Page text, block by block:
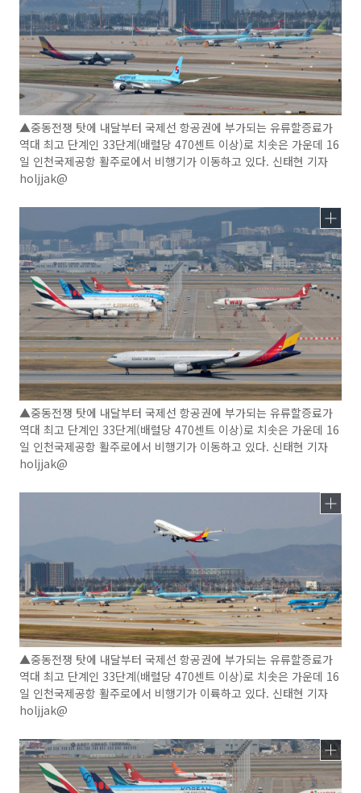
▲중동전쟁 탓에 내달부터 국제선 항공권에 부가되는 유류할증료가
역대 최고 단계인 33단계(배럴당 470센트 이상)로 치솟은 가운데 16
일 인천국제공항 활주로에서 비행기가 이동하고 있다. 신태현 기자
holjjak@
▲중동전쟁 탓에 내달부터 국제선 항공권에 부가되는 유류할증료가
역대 최고 단계인 33단계(배럴당 470센트 이상)로 치솟은 가운데 16
일 인천국제공항 활주로에서 비행기가 이동하고 있다. 신태현 기자
holjjak@
▲중동전쟁 탓에 내달부터 국제선 항공권에 부가되는 유류할증료가
역대 최고 단계인 33단계(배럴당 470센트 이상)로 치솟은 가운데 16
일 인천국제공항 활주로에서 비행기가 이륙하고 있다. 신태현 기자
holjjak@